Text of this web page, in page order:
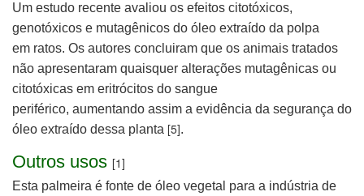
Um estudo recente avaliou os efeitos citotóxicos,
genotóxicos e mutagênicos do óleo extraído da polpa
em ratos. Os autores concluiram que os animais tratados
não apresentaram quaisquer alterações mutagênicas ou
citotóxicas em eritrócitos do sangue
periférico, aumentando assim a evidência da segurança do
óleo extraído dessa planta [5].
Outros usos [1]
Esta palmeira é fonte de óleo vegetal para a indústria de